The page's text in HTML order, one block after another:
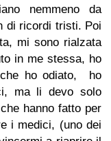
nemmeno da
di ricordi tristi. Poi
mi sono rialzata
in me stessa, ho
ho odiato, ho
ma li devo solo
hanno fatto per
i medici, (uno dei